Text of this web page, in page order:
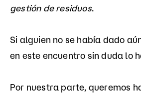
gestión de residuos.
Si alguien no se había dado
en este encuentro sin duda lo
Por nuestra parte, queremos